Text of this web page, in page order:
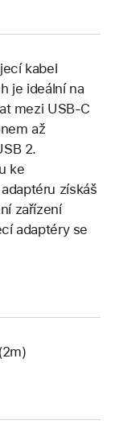
kabel
je ideální na
mezi USB‑C
až
2.
ke
získáš
zařízení
adaptéry se